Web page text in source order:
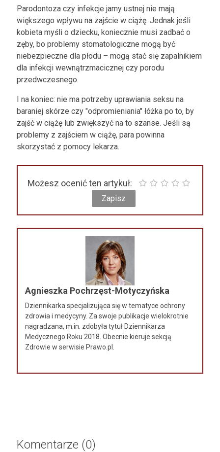
Parodontoza czy infekcje jamy ustnej nie mają
większego wpływu na zajście w ciążę. Jednak jeśli
kobieta myśli o dziecku, koniecznie musi zadbać o
zęby, bo problemy stomatologiczne mogą być
niebezpieczne dla płodu – mogą stać się zapalnikiem
dla infekcji wewnątrzmacicznej czy porodu
przedwczesnego.
I na koniec: nie ma potrzeby uprawiania seksu na
baraniej skórze czy "odpromieniania" łóżka po to, by
zajść w ciążę lub zwiększyć na to szanse. Jeśli są
problemy z zajściem w ciążę, para powinna
skorzystać z pomocy lekarza.
Możesz ocenić ten artykuł:
Agnieszka Pochrzęst-Motyczyńska
Dziennikarka specjalizująca się w tematyce ochrony
zdrowia i medycyny. Za swoje publikacje wielokrotnie
nagradzana, m.in. zdobyła tytuł Dziennikarza
Medycznego Roku 2018. Obecnie kieruje sekcją
Zdrowie w serwisie Prawo.pl.
Komentarze (0)